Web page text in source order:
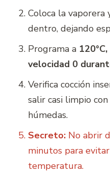
Coloca la vaporera
dentro, dejando
Programa a
velocidad 0
Verifica cocción
salir casi limpio
húmedas.
Secreto: No abrir
minutos para
temperatura.